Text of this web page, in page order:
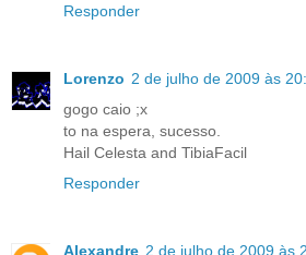
Responder
Lorenzo 2 de julho de 2009 às
gogo caio ;x
to na espera, sucesso.
Hail Celesta and TibiaFacil
Responder
Alexandre 2 de julho de 2009 às